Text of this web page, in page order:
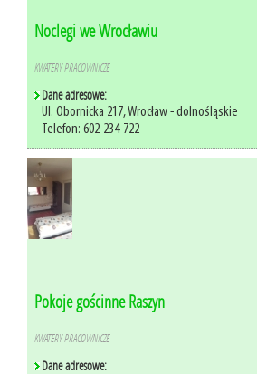
Noclegi we Wrocławiu
KWATERY PRACOWNICZE
Dane adresowe:
Ul. Obornicka 217, Wrocław - dolnośląskie
Telefon: 602-234-722
Pokoje gościnne Raszyn
KWATERY PRACOWNICZE
Dane adresowe: